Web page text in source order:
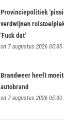
Provinciepolitiek
verdwijnen
'Fuck dat'
on 7 augustus 2026 05:35
Brandweer heeft
autobrand
on 7 augustus 2026 05:30